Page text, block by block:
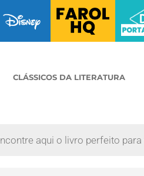
CLÁSSICOS DA LITERATURA